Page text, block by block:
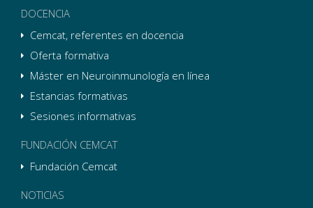
DOCENCIA
Cemcat, referentes en docencia
Oferta formativa
Máster en Neuroinmunología en línea
Estancias formativas
Sesiones informativas
FUNDACIÓN CEMCAT
Fundación Cemcat
NOTICIAS